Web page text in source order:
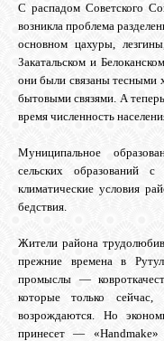
TWITTER
С распадом Советского
возникла проблема
основном цахуры,
Закатальском и
они были связаны тесными
бытовыми связями. А
время численность
Муниципальное
сельских образований
климатические условия
бедствия.
Жители района
прежние времена в
промыслы —
которые только
возрождаются. Но
принесет — «Handmake»